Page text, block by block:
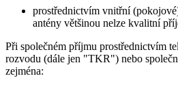
prostřednictvím vnitřní
antény většinou nelze kvalitní
Při společném příjmu prostřednictvím
rozvodu (dále jen "TKR") nebo
zejména: